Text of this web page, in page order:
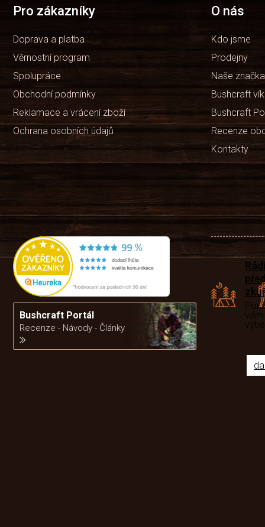
Pro zákazníky
Doprava a platba
Věrnostní program
Spolupráce
Obchodní podmínky
Reklamace a vrácení zboží
Ochrana osobních údajů
O nás
Kdo jsme
Prodejny
Naše
Bushcraft
Bushcraft
Recenze
Kontakty
Bushcraft Portál
Recenze - Návody - Články
Rádi
vám